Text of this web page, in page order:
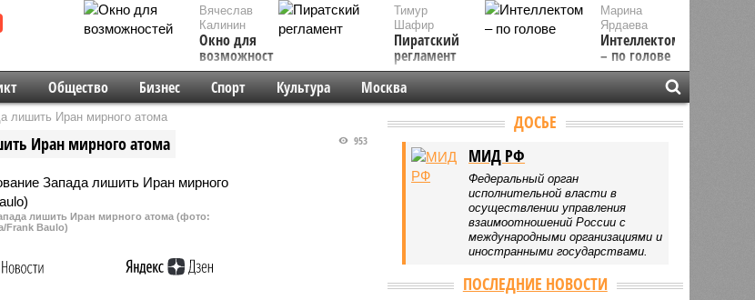
Вячеслав
Калинин
Окно для
возможностей
Марина
Ярдаева
Интеллектом
– по голове
Тимур
Шафир
Пиратский
регламент
Общество Бизнес Спорт Культура Москва
лишить Иран мирного атома
Иран мирного атома 953
лишить Иран мирного атома (фото:
Frank Baulo)
ДОСЬЕ
МИД РФ
Федеральный орган
исполнительной власти в
осуществлении управления
взаимоотношений России с
международными организациями и
иностранными государствами.
ПОСЛЕДНИЕ НОВОСТИ